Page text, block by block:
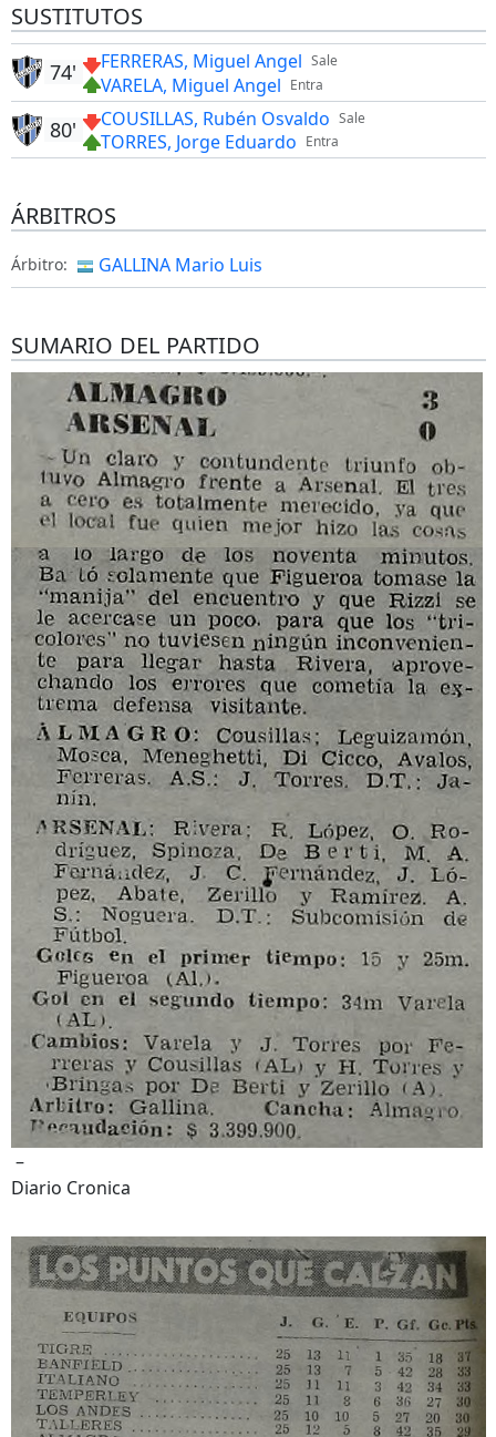
SUSTITUTOS
Sale
FERRERAS, Miguel Angel
Entra
VARELA, Miguel Angel
74'
Sale
COUSILLAS, Rubén Osvaldo
Entra
TORRES, Jorge Eduardo
80'
ÁRBITROS
Árbitro: GALLINA Mario Luis
SUMARIO DEL PARTIDO
–
Diario Cronica